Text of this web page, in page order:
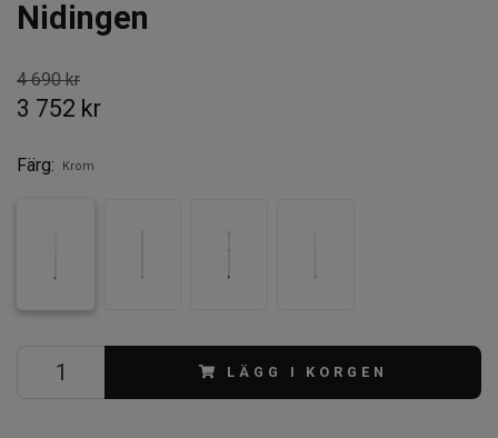
Nidingen
4 690 kr
3 752 kr
Färg: Krom
LÄGG I KORGEN